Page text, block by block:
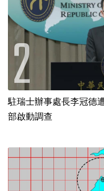
駐瑞士辦事處長李冠德
部啟動調查